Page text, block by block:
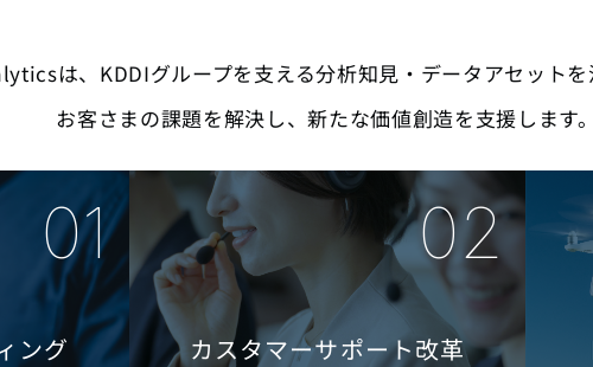
は、 KDDIグループを支える分析知見・データアセットを
お客さまの課題を解決し、新たな価値創造を支援します。
ング カスタマーサポート改革